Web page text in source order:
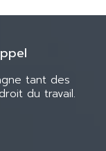
tant des
du travail.